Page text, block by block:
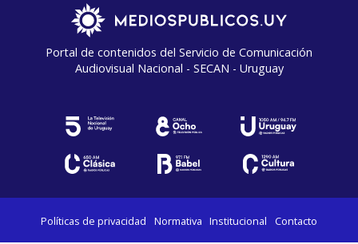
Portal de contenidos del Servicio de Comunicación
Audiovisual Nacional - SECAN - Uruguay
Políticas de privacidad Normativa Institucional Contacto